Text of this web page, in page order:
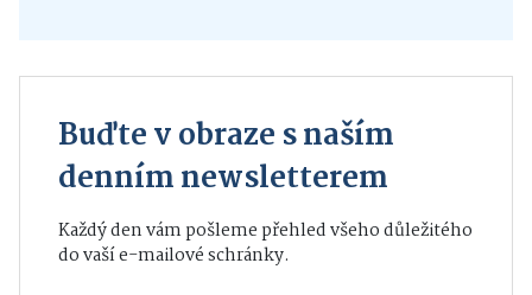
Buďte v obraze s naším
denním newsletterem
Každý den vám pošleme přehled všeho důležitého